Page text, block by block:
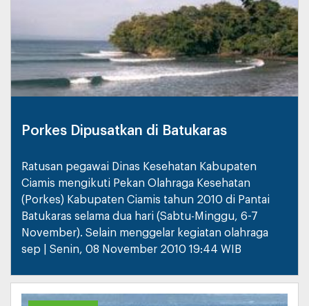
Porkes Dipusatkan di Batukaras
Ratusan pegawai Dinas Kesehatan Kabupaten
Ciamis mengikuti Pekan Olahraga Kesehatan
(Porkes) Kabupaten Ciamis tahun 2010 di Pantai
Batukaras selama dua hari (Sabtu-Minggu, 6-7
November). Selain menggelar kegiatan olahraga
sep | Senin, 08 November 2010 19:44 WIB